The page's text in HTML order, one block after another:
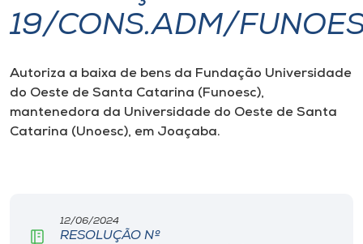
I.nova
Diplomados
Cultura
Biblioteca
19/CONS.ADM/
Autoriza a baixa de bens da Fundação Universidade
do Oeste de Santa Catarina (Funoesc),
mantenedora da Universidade do Oeste de Santa
Catarina (Unoesc), em Joaçaba.
12/06/2024
RESOLUÇÃO Nº